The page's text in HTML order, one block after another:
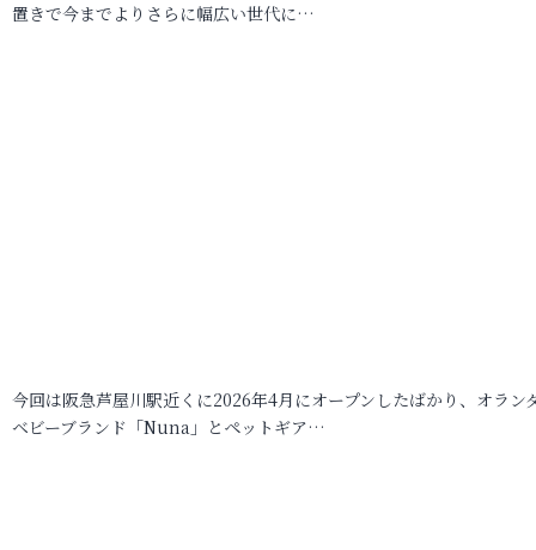
置きで今までよりさらに幅広い世代に…
今回は阪急芦屋川駅近くに2026年4月にオープンしたばかり、オラン
ベビーブランド「Nuna」とペットギア…